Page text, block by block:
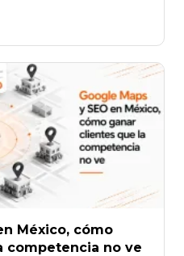
México, cómo
competencia no ve